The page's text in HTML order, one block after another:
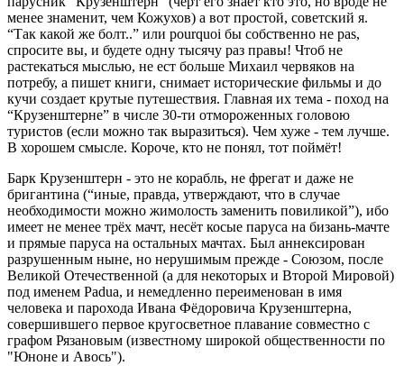
менее знаменит, чем Кожухов) а вот простой, советский я.
“Так какой же болт..” или pourquoi бы собственно не pas,
спросите вы, и будете одну тысячу раз правы! Чтоб не
растекаться мыслью, не ест больше Михаил червяков на
потребу, а пишет книги, снимает исторические фильмы и до
кучи создает крутые путешествия. Главная их тема - поход на
“Крузенштерне” в числе 30-ти отмороженных головою
туристов (если можно так выразиться). Чем хуже - тем лучше.
В хорошем смысле. Короче, кто не понял, тот поймёт!
Барк Крузенштерн - это не корабль, не фрегат и даже не
бригантина (“иные, правда, утверждают, что в случае
необходимости можно жимолость заменить повиликой”), ибо
имеет не менее трёх мачт, несёт косые паруса на бизань-мачте
и прямые паруса на остальных мачтах. Был аннексирован
разрушенным ныне, но нерушимым прежде - Союзом, после
Великой Отечественной (а для некоторых и Второй Мировой)
под именем Padua, и немедленно переименован в имя
человека и парохода Ивана Фёдоровича Крузенштерна,
совершившего первое кругосветное плавание совместно с
графом Рязановым (известному широкой общественности по
"Юноне и Авось").